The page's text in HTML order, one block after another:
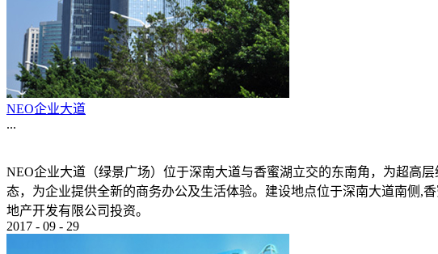
NEO企业大道
...
NEO企业大道（绿景广场）位于深南大道与香蜜湖立交的东南角，为超高
态，为企业提供全新的商务办公及生活体验。建设地点位于深南大道南侧,
地产开发有限公司投资。
2017 - 09 - 29